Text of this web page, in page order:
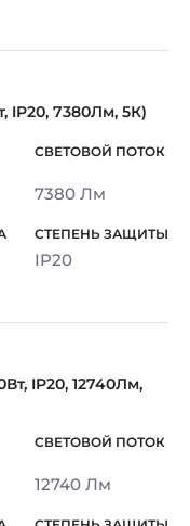
IP20, 7380Лм, 5К)
7380 Лм
IP20
IP20, 12740Лм,
12740 Лм